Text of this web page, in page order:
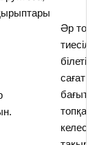
Әр топ
тиесілі
сағат
топқа
келесі